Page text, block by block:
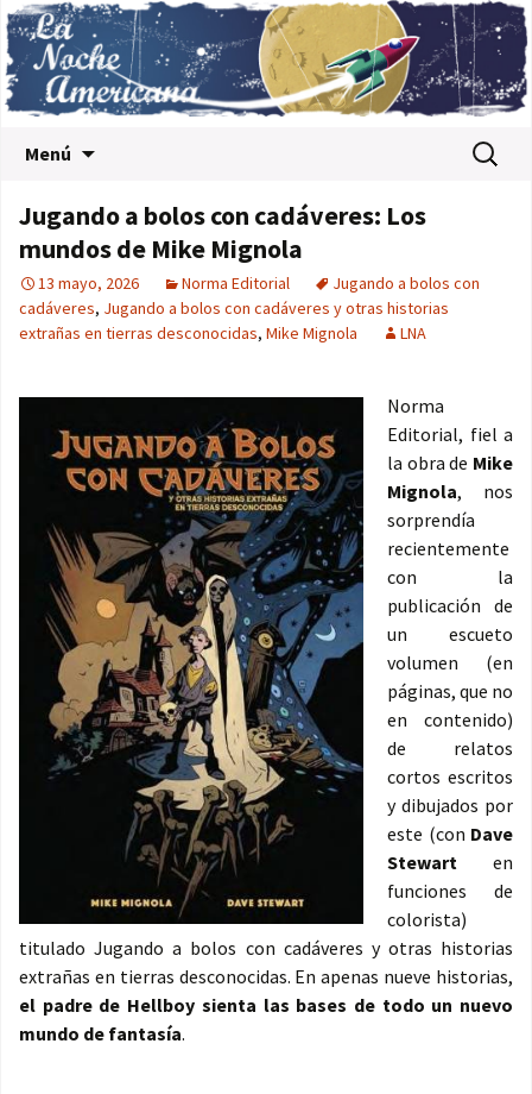
Menú Buscar:
Jugando a bolos con cadáveres: Los
mundos de Mike Mignola
13 mayo, 2026 Norma Editorial
Jugando a bolos con
cadáveres, Jugando a bolos con cadáveres y otras historias
extrañas en tierras desconocidas, Mike Mignola LNA
Norma
Editorial, fiel a
la obra de Mike
Mignola, nos
sorprendía
recientemente
con la
publicación de
un escueto
volumen (en
páginas, que no
en contenido)
de relatos
cortos escritos
y dibujados por
este (con Dave
Stewart en
funciones de
colorista)
titulado Jugando a bolos con cadáveres y otras historias
extrañas en tierras desconocidas. En apenas nueve historias,
el padre de Hellboy sienta las bases de todo un nuevo
mundo de fantasía.